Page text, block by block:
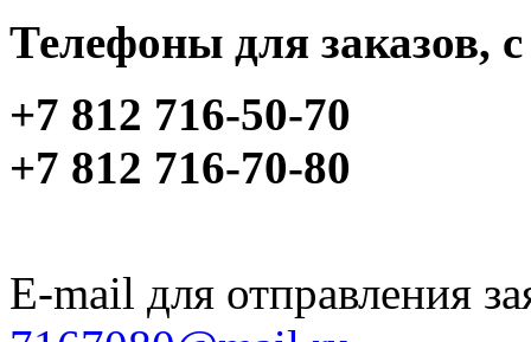
Телефоны для заказов,
+7 812 716-50-70
+7 812 716-70-80
E-mail для отправления